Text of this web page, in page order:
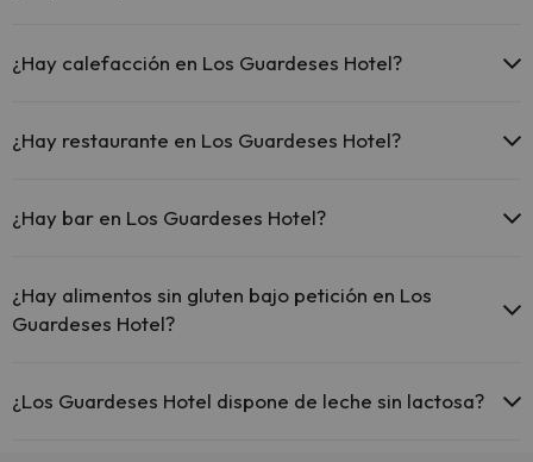
(solicítalo antes de iniciar tu viaje).
¿Hay calefacción en Los Guardeses Hotel?
¿Hay restaurante en Los Guardeses Hotel?
¿Hay bar en Los Guardeses Hotel?
¿Hay alimentos sin gluten bajo petición en Los
Guardeses Hotel?
petición.
¿Los Guardeses Hotel dispone de leche sin lactosa?